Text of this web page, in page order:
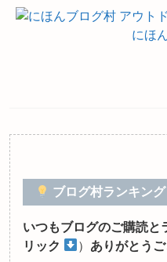
にほ
ブログ村ランキング
いつもブログのご購読と
リック
） ありがとうご